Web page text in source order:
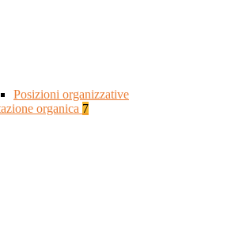
Posizioni organizzative
organica 7